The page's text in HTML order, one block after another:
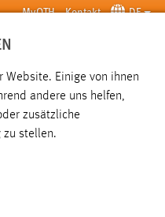
MyOTH Kontakt DE
SUCHE
Website. Einige von ihnen
andere uns helfen,
zusätzliche
zu stellen.